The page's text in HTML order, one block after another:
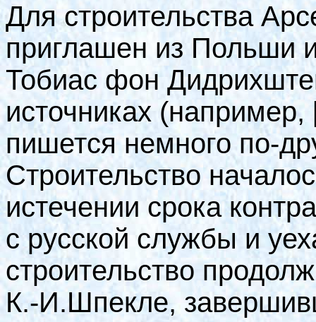
Для строительства
приглашен из Польши
Тобиас фон
источниках (например,
пишется немного по-
Строительство
истечении срока
с русской службы и
строительство
К.-И.Шпекле,